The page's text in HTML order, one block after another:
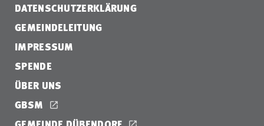
DATENSCHUTZERKLÄRUNG
GEMEINDELEITUNG
IMPRESSUM
SPENDE
ÜBER UNS
GBSM